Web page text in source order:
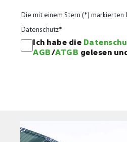
Die mit einem Stern (*)
Datenschutz*
Ich habe die
AGB/ATGB gelesen